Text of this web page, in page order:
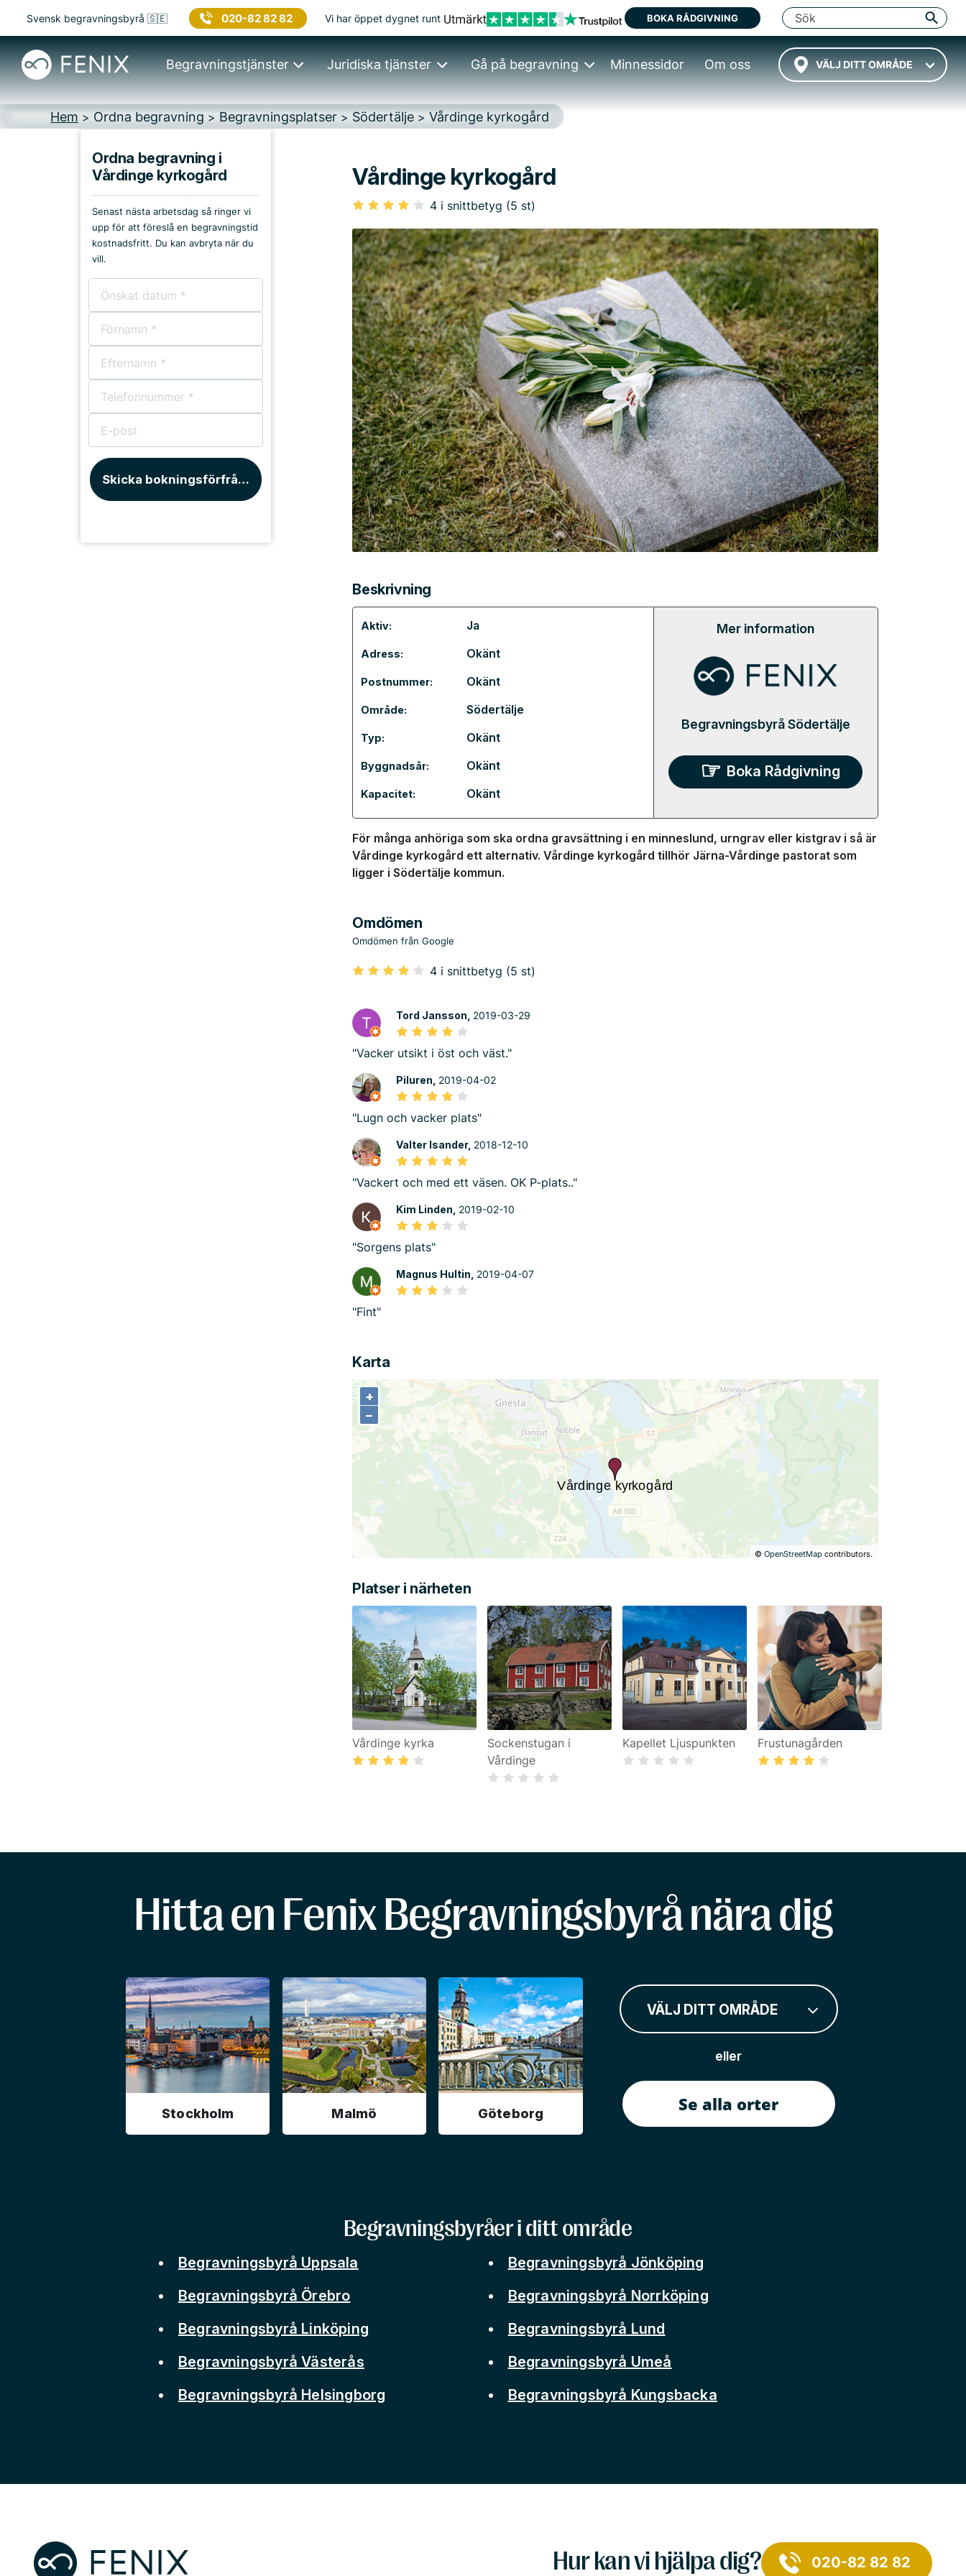
Svensk begravningsbyrå 🇸🇪 020-82 82 82 Vi har öppet dygnet runt BOKA RÅDGIVNING
VÄLJ DITT OMRÅDE
Begravningstjänster Juridiska tjänster Gå på begravning Minnessidor Om oss
Hem > Ordna begravning > Begravningsplatser > Södertälje > Vårdinge kyrkogård
Kyrkor & kapell
Begravningsplatser
Församlingshem
Bårhus
Ordna begravning i
Vårdinge kyrkogård
Senast nästa arbetsdag så ringer vi
upp för att föreslå en begravningstid
kostnadsfritt. Du kan avbryta när du
vill.
Skicka bokningsförfrågan
Vårdinge kyrkogård
4 i snittbetyg (5 st)
Beskrivning
Aktiv: Ja
Adress: Okänt
Postnummer: Okänt
Område: Södertälje
Typ: Okänt
Byggnadsår: Okänt
Kapacitet: Okänt
Mer information
Begravningsbyrå Södertälje
Boka Rådgivning
För många anhöriga som ska ordna gravsättning i en minneslund, urngrav eller kistgrav i så är
Vårdinge kyrkogård ett alternativ. Vårdinge kyrkogård tillhör Järna-Vårdinge pastorat som
ligger i Södertälje kommun.
Omdömen
Omdömen från Google
4 i snittbetyg (5 st)
Tord Jansson, 2019-03-29
"Vacker utsikt i öst och väst."
Piluren, 2019-04-02
"Lugn och vacker plats"
Valter Isander, 2018-12-10
"Vackert och med ett väsen. OK P-plats.."
Kim Linden, 2019-02-10
"Sorgens plats"
Magnus Hultin, 2019-04-07
"Fint"
Karta
+
−
©OpenStreetMap contributors.
+
−
Platser i närheten
Vårdinge kyrka
Sockenstugan i
Vårdinge
Kapellet Ljuspunkten Frustunagården
Hitta en Fenix Begravningsbyrå nära dig
Stockholm Malmö Göteborg
VÄLJ DITT OMRÅDE
eller
Se alla orter
Begravningsbyråer i ditt område
Begravningsbyrå Uppsala
Begravningsbyrå Örebro
Begravningsbyrå Linköping
Begravningsbyrå Västerås
Begravningsbyrå Helsingborg
Begravningsbyrå Jönköping
Begravningsbyrå Norrköping
Begravningsbyrå Lund
Begravningsbyrå Umeå
Begravningsbyrå Kungsbacka
Hur kan vi hjälpa dig? 020-82 82 82